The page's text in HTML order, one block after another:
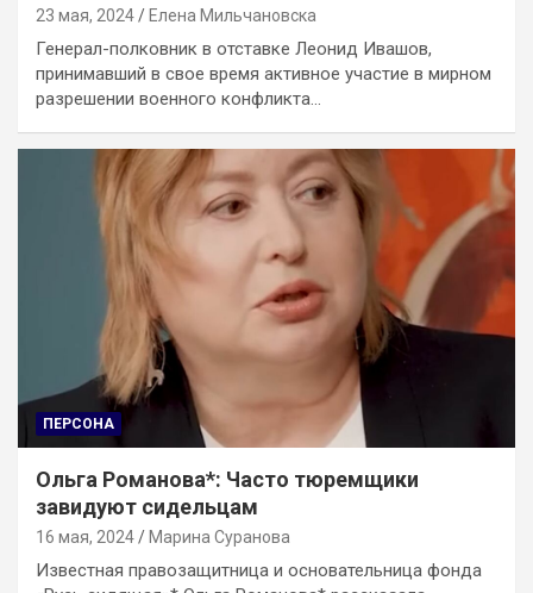
23 мая, 2024 Елена Мильчановска
Генерал-полковник в отставке Леонид Ивашов,
принимавший в свое время активное участие в мирном
разрешении военного конфликта…
ПЕРСОНА
Ольга Романова*: Часто тюремщики
завидуют сидельцам
16 мая, 2024 Марина Суранова
Известная правозащитница и основательница фонда